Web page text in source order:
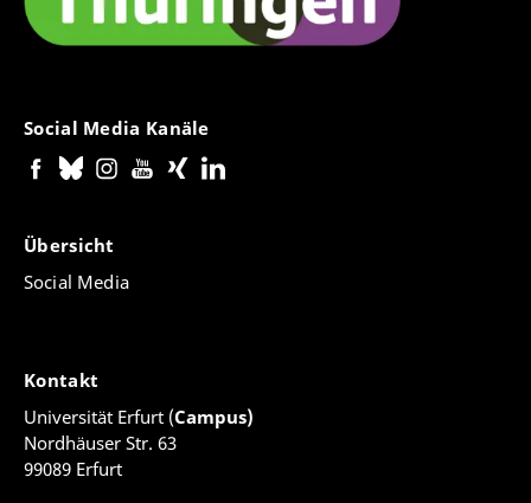
Social Media Kanäle
Übersicht
Social Media
Kontakt
Universität Erfurt (Campus)
Nordhäuser Str. 63
99089 Erfurt